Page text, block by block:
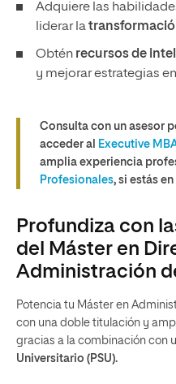
Adquiere las
liderar la
Obtén recursos de
y mejorar estrategias
Consulta con un asesor
acceder al
Executive
amplia experiencia
Profesionales, si estás
Profundiza con
del Máster en
Administración
Potencia tu Máster en
con una doble titulación y
gracias a la combinación con
Universitario (PSU).